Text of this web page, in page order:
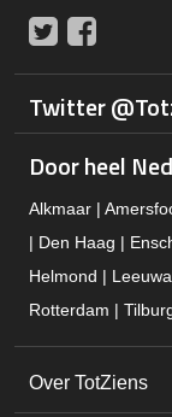
Twitter
Twitter
Door heel
Alkmaar |
| Den Haag |
Helmond |
Rotterdam |
Over TotZiens